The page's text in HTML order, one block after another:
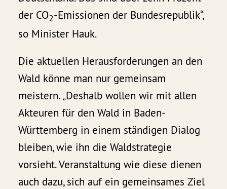
der CO2-Emissionen der Bundesrepublik“,
so Minister Hauk.
Die aktuellen Herausforderungen an den
Wald könne man nur gemeinsam
meistern. „Deshalb wollen wir mit allen
Akteuren für den Wald in Baden-
Württemberg in einem ständigen Dialog
bleiben, wie ihn die Waldstrategie
vorsieht. Veranstaltung wie diese dienen
auch dazu, sich auf ein gemeinsames Ziel